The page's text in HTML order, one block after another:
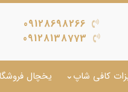
09128698266
09128138773
کافی شاپ یخچال